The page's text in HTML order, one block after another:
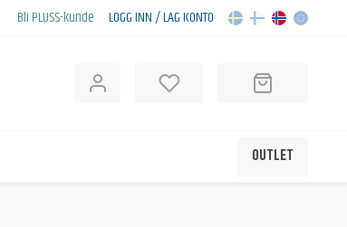
Bli PLUSS-kunde LOGG INN / LAG KONTO
OUTLET